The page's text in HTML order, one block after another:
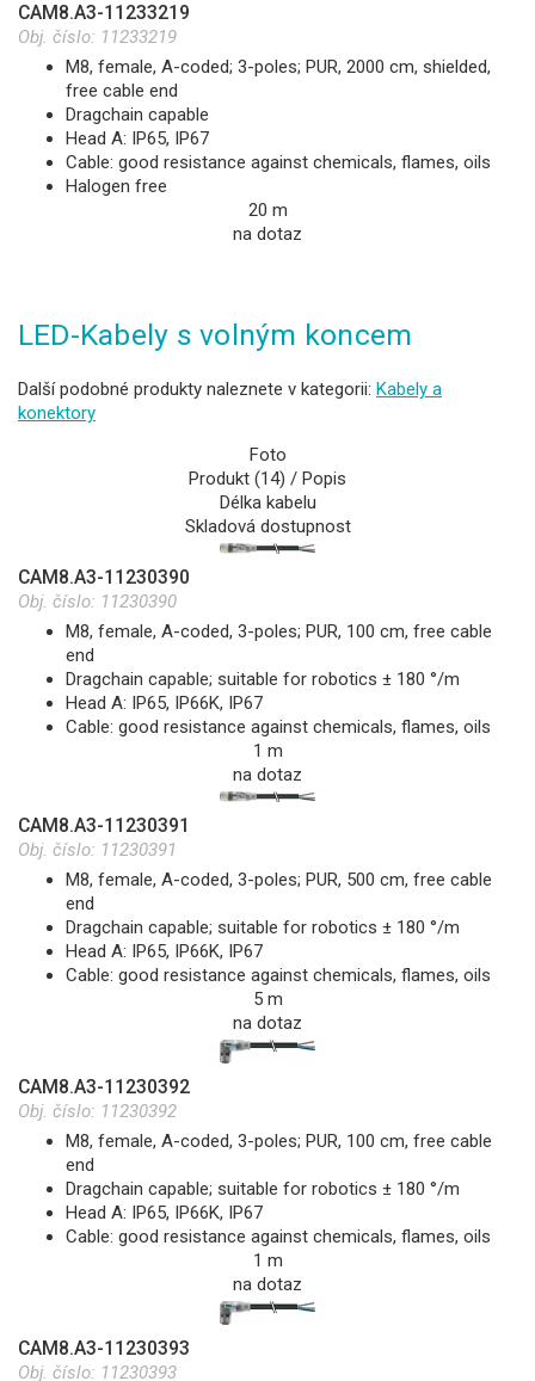
CAM8.A3-11233219
Obj. číslo: 11233219
M8, female, A-coded; 3-poles; PUR, 2000 cm, shielded,
free cable end
Dragchain capable
Head A: IP65, IP67
Cable: good resistance against chemicals, flames, oils
Halogen free
20 m
na dotaz
LED-Kabely s volným koncem
Další podobné produkty naleznete v kategorii: Kabely a
konektory
Foto
Produkt (14) / Popis
Délka kabelu
Skladová dostupnost
CAM8.A3-11230390
Obj. číslo: 11230390
M8, female, A-coded, 3-poles; PUR, 100 cm, free cable
end
Dragchain capable; suitable for robotics ± 180 °/m
Head A: IP65, IP66K, IP67
Cable: good resistance against chemicals, flames, oils
1 m
na dotaz
CAM8.A3-11230391
Obj. číslo: 11230391
M8, female, A-coded, 3-poles; PUR, 500 cm, free cable
end
Dragchain capable; suitable for robotics ± 180 °/m
Head A: IP65, IP66K, IP67
Cable: good resistance against chemicals, flames, oils
5 m
na dotaz
CAM8.A3-11230392
Obj. číslo: 11230392
M8, female, A-coded, 3-poles; PUR, 100 cm, free cable
end
Dragchain capable; suitable for robotics ± 180 °/m
Head A: IP65, IP66K, IP67
Cable: good resistance against chemicals, flames, oils
1 m
na dotaz
CAM8.A3-11230393
Obj. číslo: 11230393